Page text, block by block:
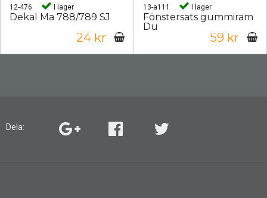
12-476 I lager
Dekal Ma 788/789 SJ
24 kr
13-a111 I lager
Fönstersats gummiram
Du
59 kr
Dela: